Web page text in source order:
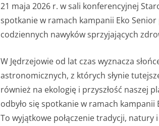
21 maja 2026 r. w sali konferencyjnej
spotkanie w ramach kampanii Eko
codziennych nawyków sprzyjających
W Jędrzejowie od lat czas wyznacza
astronomicznych, z których słynie
również na ekologię i przyszłość naszej
odbyło się spotkanie w ramach kampanii
To wyjątkowe połączenie tradycji,